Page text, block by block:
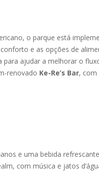
o parque está
e as opções de
ajudar a melhorar o
renovado Ke-Re’s Bar, com
e uma bebida
com música e jatos